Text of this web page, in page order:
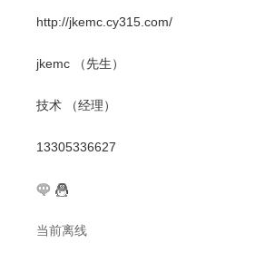
http://jkemc.cy315.com/
jkemc （先生）
技术 （经理）
13305336627
当前离线